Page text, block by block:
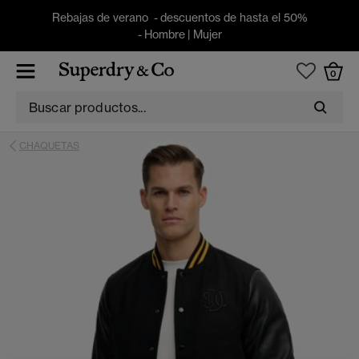
Rebajas de verano - descuentos de hasta el 50%
- Hombre| Mujer
0
CHAQUETAS